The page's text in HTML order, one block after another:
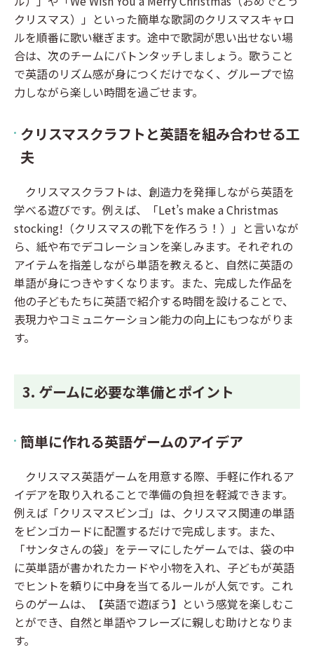
クリスマス）」といった簡単な歌詞のクリスマスキャロ
ルを順番に歌い継ぎます。途中で歌詞が思い出せない場
合は、次のチームにバトンタッチしましょう。歌うこと
で英語のリズム感が身につくだけでなく、グループで協
力しながら楽しい時間を過ごせます。
クリスマスクラフトと英語を組み合わせる工
夫
クリスマスクラフトは、創造力を発揮しながら英語を
学べる遊びです。例えば、「Let’s make a Christmas
stocking!（クリスマスの靴下を作ろう！）」と言いなが
ら、紙や布でデコレーションを楽しみます。それぞれの
アイテムを指差しながら単語を教えると、自然に英語の
単語が身につきやすくなります。また、完成した作品を
他の子どもたちに英語で紹介する時間を設けることで、
表現力やコミュニケーション能力の向上にもつながりま
す。
3. ゲームに必要な準備とポイント
簡単に作れる英語ゲームのアイデア
クリスマス英語ゲームを用意する際、手軽に作れるア
イデアを取り入れることで準備の負担を軽減できます。
例えば「クリスマスビンゴ」は、クリスマス関連の単語
をビンゴカードに配置するだけで完成します。また、
「サンタさんの袋」をテーマにしたゲームでは、袋の中
に英単語が書かれたカードや小物を入れ、子どもが英語
でヒントを頼りに中身を当てるルールが人気です。これ
らのゲームは、【英語で遊ぼう】という感覚を楽しむこ
とができ、自然と単語やフレーズに親しむ助けとなりま
す。